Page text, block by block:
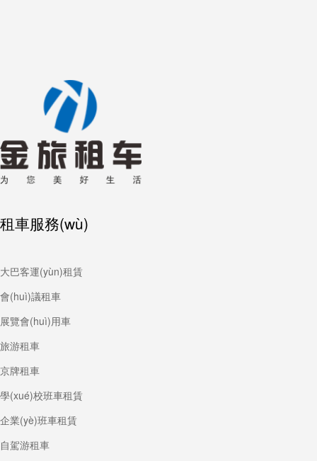
租車服務(wù)
大巴客運(yùn)租賃
會(huì)議租車
展覽會(huì)用車
旅游租車
京牌租車
學(xué)校班車租賃
企業(yè)班車租賃
自駕游租車